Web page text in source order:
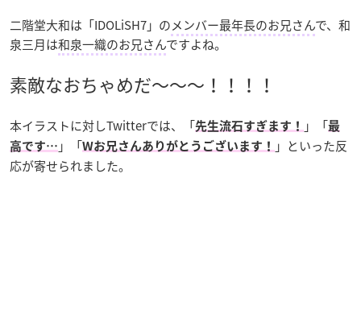
二階堂大和は「IDOLiSH7」のメンバー最年長のお兄さんで、和
泉三月は和泉一織のお兄さんですよね。
素敵なおちゃめだ～～～！！！！
本イラストに対しTwitterでは、「先生流石すぎます！ 」「最
高です… 」「Wお兄さんありがとうございます！
」といった反
応が寄せられました。